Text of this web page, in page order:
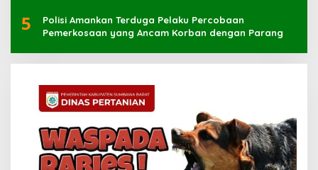
5
Polisi Amankan Terduga Pelaku Percobaan
Pemerkosaan yang Ancam Korban dengan Parang